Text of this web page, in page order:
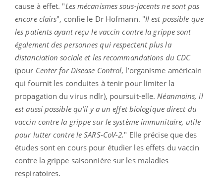
cause à effet. "Les mécanismes sous-jacents ne sont pas
encore clairs", confie le Dr Hofmann. "Il est possible que
les patients ayant reçu le vaccin contre la grippe sont
également des personnes qui respectent plus la
distanciation sociale et les recommandations du CDC
(pour Center for Disease Control, l’organisme américain
qui fournit les conduites à tenir pour limiter la
propagation du virus ndlr), poursuit-elle.Néanmoins, il
est aussi possible qu’il y a un effet biologique direct du
vaccin contre la grippe sur le système immunitaire, utile
pour lutter contre le SARS-CoV-2." Elle précise que des
études sont en cours pour étudier les effets du vaccin
contre la grippe saisonnière sur les maladies
respiratoires.